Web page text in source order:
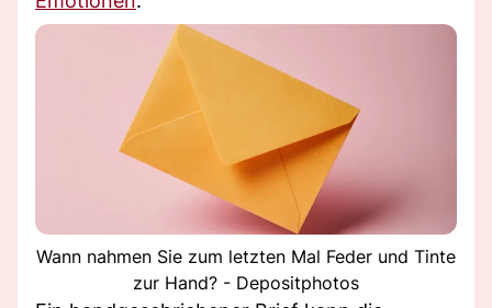
Wann nahmen Sie zum letzten Mal Feder und Tinte
zur Hand? - Depositphotos